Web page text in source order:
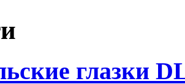
глазки